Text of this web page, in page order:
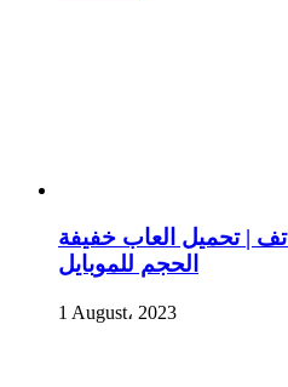
| تحميل العاب خفيفة
الحجم للموبايل
1 August، 2023